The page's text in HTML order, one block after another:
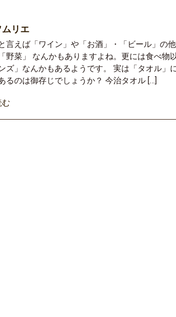
ムリエ
言えば「ワイン」や「お酒」・「ビール」の
野菜」 なんかもありますよね。更には食べ物
ズ」なんかもあるようです。 実は「タオル」
るのは御存じでしょうか？ 今治タオル […]
む